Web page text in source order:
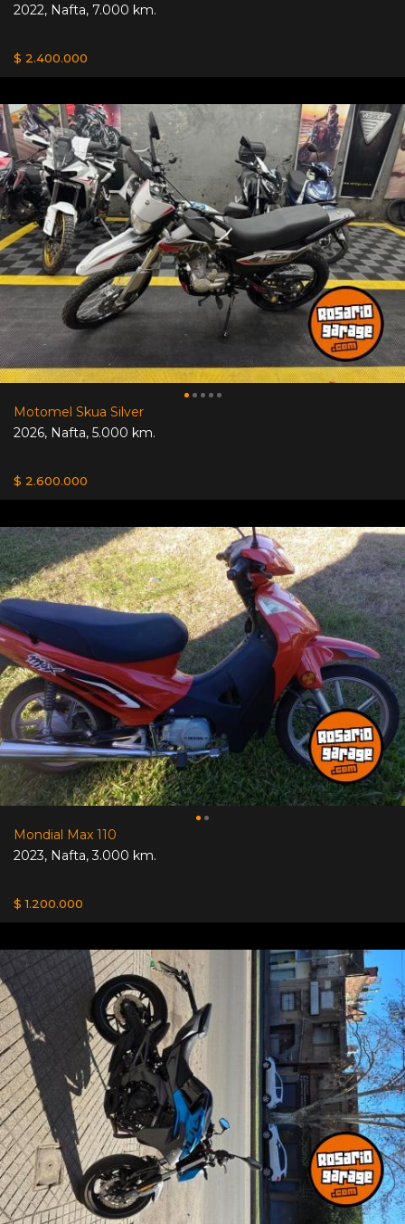
2022, Nafta, 7.000 km.
$ 2.400.000
Motomel Skua Silver
2026, Nafta, 5.000 km.
$ 2.600.000
Mondial Max 110
2023, Nafta,3.000 km.
$ 1.200.000